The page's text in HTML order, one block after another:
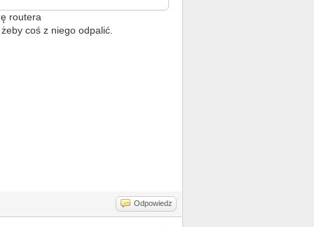
routera
coś z niego odpalić.
Odpowiedz